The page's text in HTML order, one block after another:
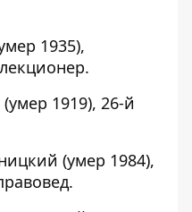
1935),
1919), 26-й
(умер 1984),